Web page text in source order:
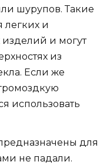
шурупов. Такие
легких и
и могут
из
Если же
использовать
для
не падали.